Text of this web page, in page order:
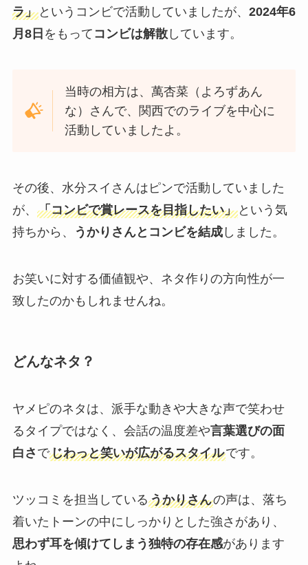
ラ」というコンビで活動していましたが、 2024年6
月8日 をもって コンビは解散しています。
当時の相方は、萬杏菜（よろずあん
な）さんで、関西でのライブを中心に
活動していましたよ。
その後、水分スイさんはピンで活動していました
が、 「コンビで賞レースを目指したい」という気
持ちから、
うかりさんとコンビを結成しました。
お笑いに対する価値観や、ネタ作りの方向性が一
致したのかもしれませんね。
どんなネタ？
ヤメピのネタは、派手な動きや大きな声で笑わせ
るタイプではなく、会話の温度差や言葉選びの面
白さ でじわっと笑いが広がるスタイルです。
ツッコミを担当しているうかりさんの声は、落ち
着いたトーンの中にしっかりとした強さがあり、
思わず耳を傾けてしまう独特の存在感があります